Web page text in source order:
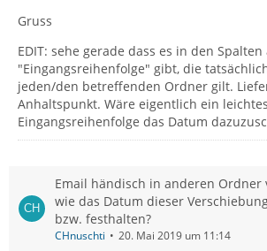
Gruss
EDIT: sehe gerade dass es in den
"Eingangsreihenfolge" gibt, die
jeden/den betreffenden Ordner gilt.
Anhaltspunkt. Wäre eigentlich ein
Eingangsreihenfolge das Datum
Email händisch in anderen Ordner
wie das Datum dieser
bzw. festhalten?
CHnuschti 20. Mai 2019 um 11:14